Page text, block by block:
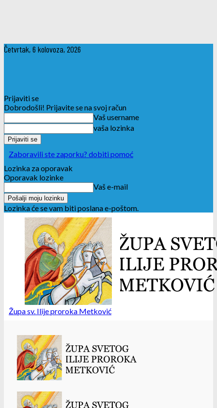
Četvrtak, 6 kolovoza, 2026
Prijaviti se
Dobrodošli! Prijavite se na svoj račun
Vaš username
vaša lozinka
Zaboravili ste zaporku? dobiti pomoć
Lozinka za oporavak
Oporavak lozinke
Vaš e-mail
Lozinka će se vam biti poslana e-poštom.
Župa sv. Ilije proroka Metković